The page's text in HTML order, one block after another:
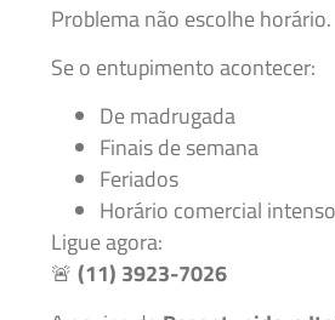
Problema não escolhe horário.
Se o entupimento acontecer:
De madrugada
Finais de semana
Feriados
Horário comercial intenso
Ligue agora:
🚨(11) 3923-7026